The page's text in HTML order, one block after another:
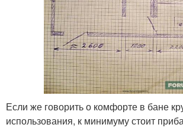
Если же говорить о комфорте в бане
использования, к минимуму стоит